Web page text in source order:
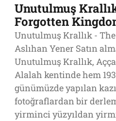
Unutulmuş
Forgotten
Unutulmuş Krallık -
Aslıhan Yener Satın
Unutulmuş Krallık,
Alalah kentinde hem
günümüzde yapılan
fotoğraflardan bir
yirminci yüzyıldan